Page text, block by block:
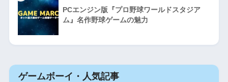
PCエンジン版『プロ野球ワールドスタジア
ム』名作野球ゲームの魅力
ゲームボーイ・人気記事